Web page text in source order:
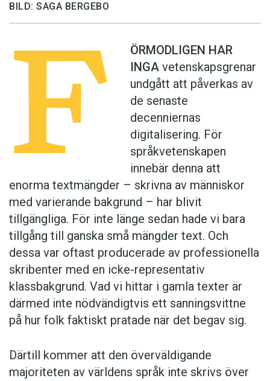
BILD: SAGA BERGEBO
F
ÖRMODLIGEN HAR
INGA vetenskapsgrenar
undgått att påverkas av
de senaste
decenniernas
digitalisering. För
språkvetenskapen
innebär denna att
enorma textmängder – skrivna av människor
med varierande bakgrund – har blivit
tillgängliga. För inte länge sedan hade vi bara
tillgång till ganska små mängder text. Och
dessa var oftast producerade av professionella
skribenter med en icke-representativ
klassbakgrund. Vad vi hittar i gamla texter är
därmed inte nödvändigtvis ett sanningsvittne
på hur folk faktiskt pratade när det begav sig.
Därtill kommer att den överväldigande
majoriteten av världens språk inte skrivs över